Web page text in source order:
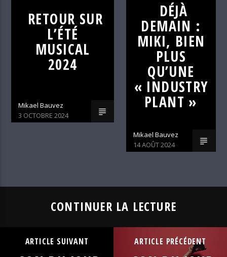
RETOUR SUR
L’ÉTÉ
MUSICAL
2024
Mikael Bauvez
3 OCTOBRE 2024
DÉJÀ
DEMAIN :
MIKI, BIEN
PLUS
QU’UNE
« INDUSTRY
PLANT »
Mikael Bauvez
14 AOÛT 2024
CONTINUER LA LECTURE
ARTICLE SUIVANT ARTICLE PRÉCÉDENT